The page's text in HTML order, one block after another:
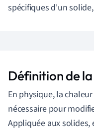
spécifiques d'un
Définition de
En physique, la
nécessaire pour
Appliquée aux